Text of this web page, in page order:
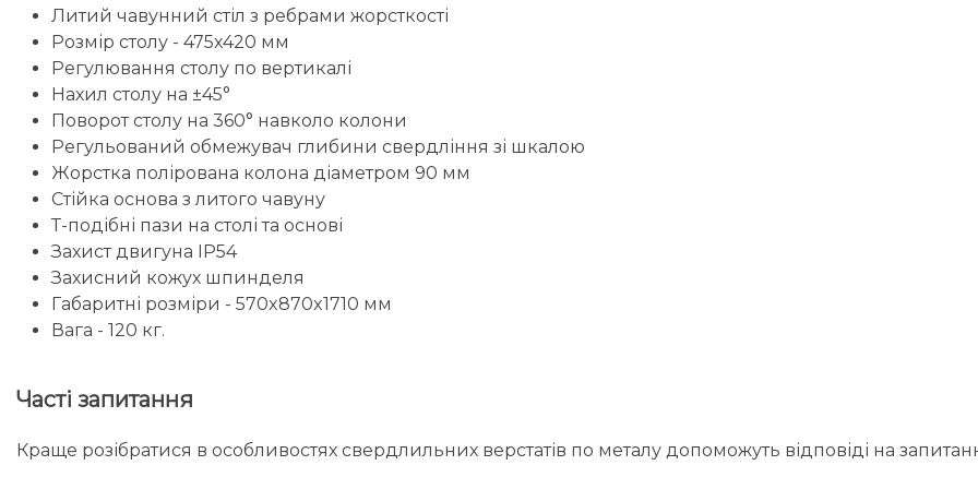
Литий чавунний стіл з ребрами жорсткості
Розмір столу - 475х420 мм
Регулювання столу по вертикалі
Нахил столу на ±45°
Поворот столу на 360° навколо колони
Регульований обмежувач глибини свердління зі шкалою
Жорстка полірована колона діаметром 90 мм
Стійка основа з литого чавуну
Т-подібні пази на столі та основі
Захист двигуна IP54
Захисний кожух шпинделя
Габаритні розміри - 570x870x1710 мм
Вага - 120 кг.
Часті запитання
Краще розібратися в особливостях свердлильних верстатів по металу допоможуть відповіді на